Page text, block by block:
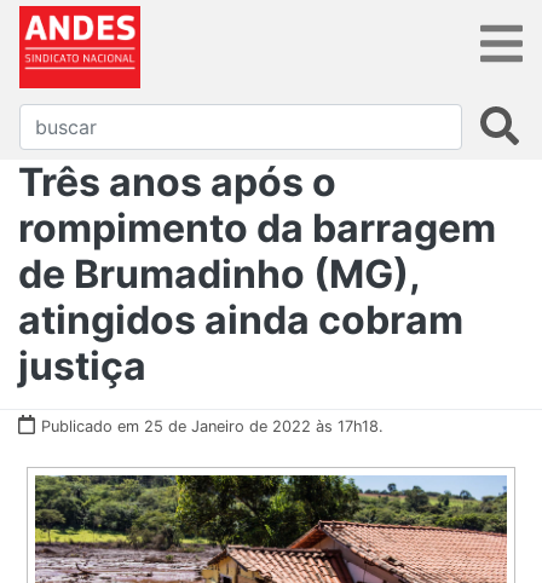
Três anos após o
rompimento da barragem
de Brumadinho (MG),
atingidos ainda cobram
justiça
Publicado em 25 de Janeiro de 2022 às 17h18.